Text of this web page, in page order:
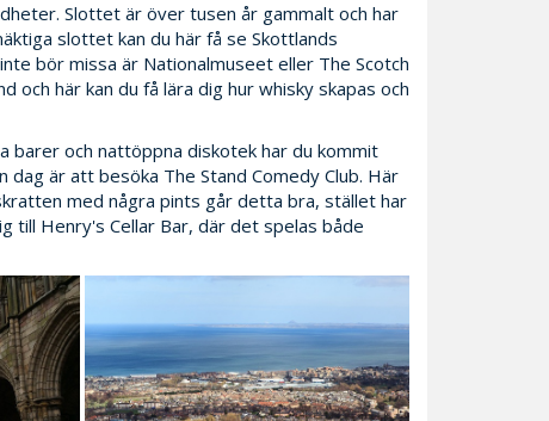
Slottet är över tusen år gammalt och har
slottet kan du här få se Skottlands
bör missa är Nationalmuseet eller The Scotch
och här kan du få lära dig hur whisky skapas och
barer och nattöppna diskotek har du kommit
är att besöka The Stand Comedy Club. Här
med några pints går detta bra, stället har
till Henry's Cellar Bar, där det spelas både